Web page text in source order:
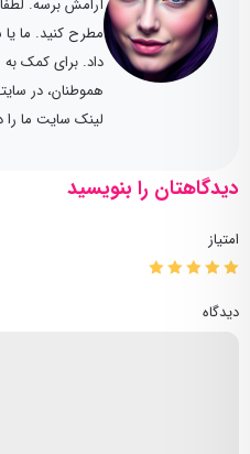
آرامش برسه.
مطرح کنید. ما
داد. برای کمک
هموطنان، در
لینک سایت ما را
دیدگاهتان را بنویسید
امتیاز
دیدگاه